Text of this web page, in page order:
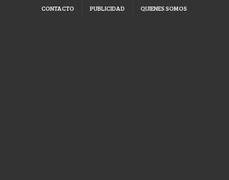
CONTACTO PUBLICIDAD QUIENES SOMOS